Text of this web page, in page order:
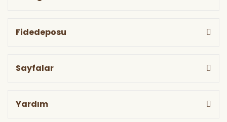
Fidedeposu
Sayfalar
Yardım